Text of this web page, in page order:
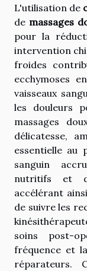
L'utilisation de
de massages
pour la
intervention
froides
ecchymoses
vaisseaux
les douleurs
massages
délicatesse,
essentielle au
sanguin
nutritifs et
accélérant
de suivre les
soins post-
fréquence et
réparateurs.